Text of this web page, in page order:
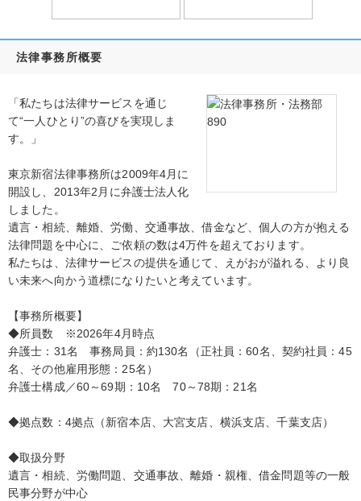
法律事務所概要
「私たちは法律サービスを通じ
て“一人ひとり”の喜びを実現しま
す。」
東京新宿法律事務所は2009年4月に
開設し、2013年2月に弁護士法人化
しました。
遺言・相続、離婚、労働、交通事故、借金など、個人の方が抱える
法律問題を中心に、ご依頼の数は4万件を超えております。
私たちは、法律サービスの提供を通じて、えがおが溢れる、より良
い未来へ向かう道標になりたいと考えています。
【事務所概要】
◆所員数 ※2026年4月時点
弁護士：31名 事務局員：約130名（正社員：60名、契約社員：45
名、その他雇用形態：25名）
弁護士構成／60～69期：10名 70～78期：21名
◆拠点数：4拠点（新宿本店、大宮支店、横浜支店、千葉支店）
◆取扱分野
遺言・相続、労働問題、交通事故、離婚・親権、借金問題等の一般
民事分野が中心